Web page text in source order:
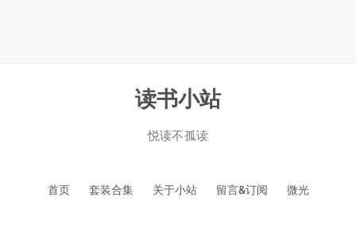
读书小站
悦读不孤读
首页 套装合集 关于小站 留言&订阅 微光